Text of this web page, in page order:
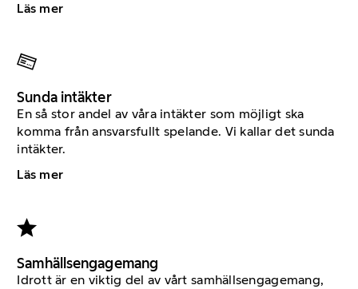
Läs mer
Sunda intäkter
En så stor andel av våra intäkter som möjligt ska
komma från ansvarsfullt spelande. Vi kallar det sunda
intäkter.
Läs mer
Samhällsengagemang
Idrott är en viktig del av vårt samhällsengagemang,